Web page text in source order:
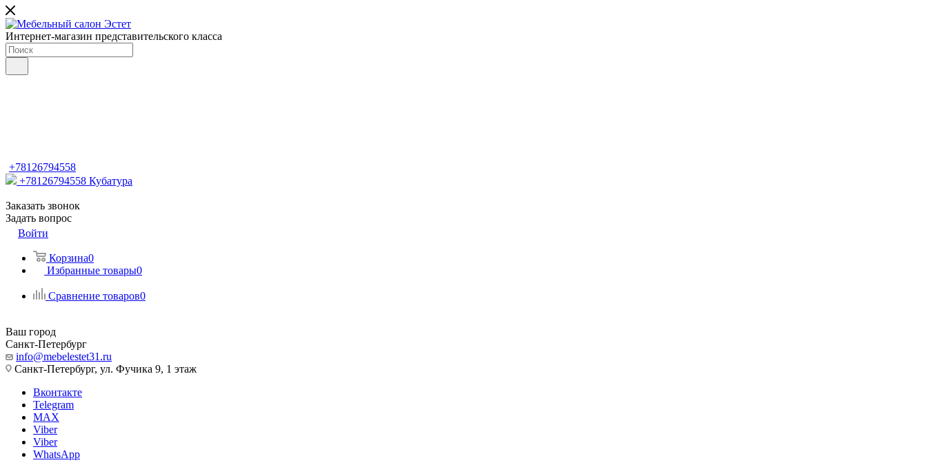
Интернет-магазин представительского класса
+78126794558
+78126794558 Кубатура
Заказать звонок
Задать вопрос
Войти
Корзина0
Избранные товары0
Сравнение товаров0
Ваш город
Санкт-Петербург
info@mebelestet31.ru
Санкт-Петербург, ул. Фучика 9, 1 этаж
Вконтакте
Telegram
MAX
Viber
Viber
WhatsApp